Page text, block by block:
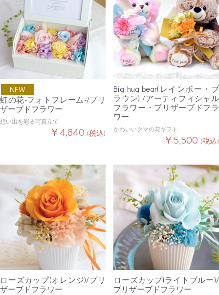
NEW
虹の花-フォトフレーム-/プリ
ザーブドフラワー
想い出を彩る写真立て
￥4,840 (税込)
Big hug bear(レインボー・ブ
ラウン) /アーティフィシャル
フラワー・プリザーブドフラ
ワー
かわいいクマの花ギフト
￥5,500 (税込)
ローズカップ(オレンジ)/プリ
ザーブドフラワー
ローズカップ(ライトブルー)/
プリザーブドフラワー